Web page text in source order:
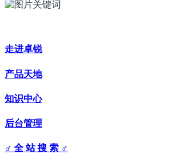
走进卓锐
产品天地
知识中心
后台管理
♂ 全 站 搜 索 ♂